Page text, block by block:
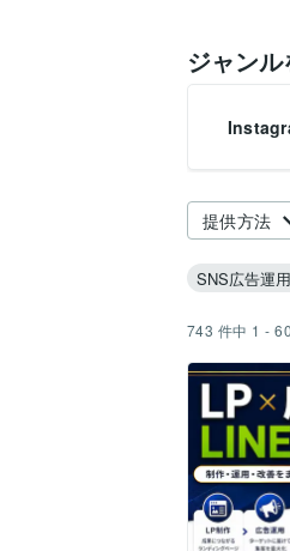
ジャン
提供方法
SNS広告運
743 件中 1 - 60